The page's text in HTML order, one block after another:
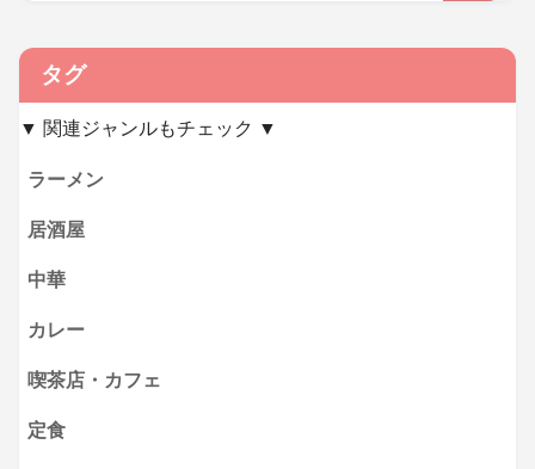
タグ
▼ 関連ジャンルもチェック ▼
ラーメン
居酒屋
中華
カレー
喫茶店・カフェ
定食